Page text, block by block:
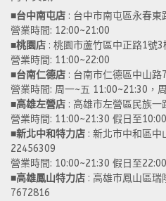
■台中南屯店 : 台中市南屯區永春
營業時間: 12:00~21:00
■桃園店 : 桃園市蘆竹區中正路1號
營業時間: 11:00~22:00
■台南仁德店 : 台南市仁德區中山
營業時間: 周一~五 11:00~21:30，
■高雄左營店 : 高雄市左營區民族
營業時間: 11:00~21:30 假日至
■新北中和特力店 : 新北市中和區
22456309
營業時間: 10:00~21:30 假日至22:00
■高雄鳳山特力店 : 高雄市鳳山區
7672816